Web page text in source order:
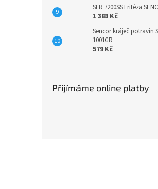
SFR 7200SS Fritéza
1 388 Kč
Sencor kráječ potravin
1001GR
579 Kč
Přijímáme online platby